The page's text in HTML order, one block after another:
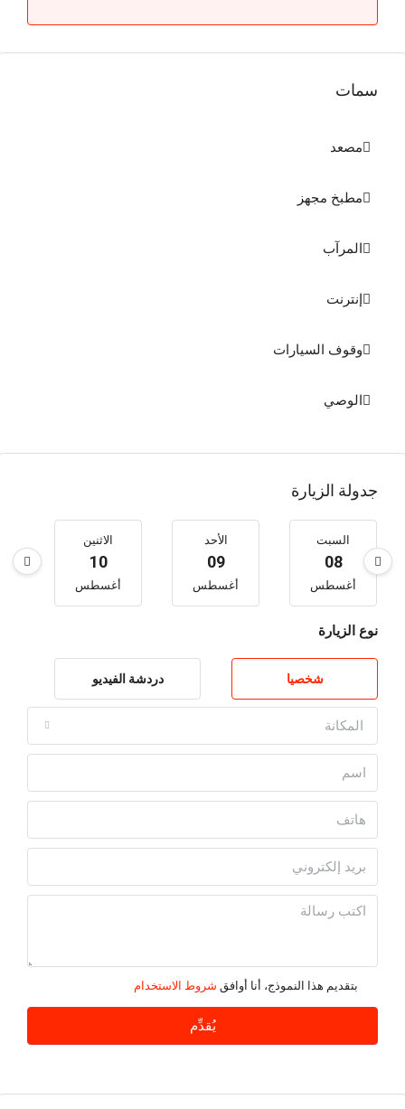
سمات
مصعد
مطبخ مجهز
المرآب
إنترنت
وقوف السيارات
الوصي
جدولة الزيارة
السبت
08
أغسطس
الأحد
09
أغسطس
الاثنين
10
أغسطس
نوع الزيارة
شخصيا دردشة الفيديو
المكانة
بتقديم هذا النموذج، أنا أوافق شروط الاستخدام
يُقدِّم